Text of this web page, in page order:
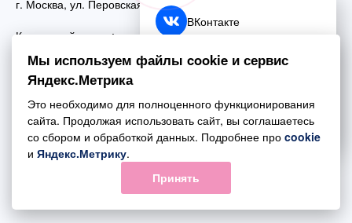
г. Москва, ул. Перовская, д. 59
Контактный номер:
+7 (495) 970-44-75
Почта:
mail@esta-fiesta.ru
Режим работы интернет-магазина:
ПН-ВС с 09:00 до 21:00
ВКонтакте
Telegram
Обратный звонок
Мы используем файлы cookie и сервис
Яндекс.Метрика
Это необходимо для полноценного функционирования
сайта. Продолжая использовать сайт, вы соглашаетесь
со сбором и обработкой данных. Подробнее про cookie
и Яндекс.Метрику.
Принять